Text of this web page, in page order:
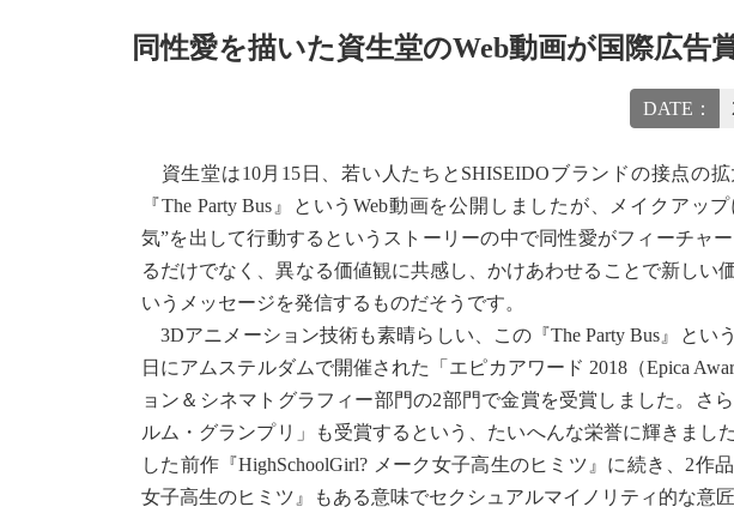
同性愛を描いた資生堂のWeb動画が国際広告
DATE：
資生堂は10月15日、若い人たちとSHISEIDOブランドの接点の
『The Party Bus』というWeb動画を公開しましたが、メイクア
気”を出して行動するというストーリーの中で同性愛がフィーチャ
るだけでなく、異なる価値観に共感し、かけあわせることで新しい
いうメッセージを発信するものだそうです。
3Dアニメーション技術も素晴らしい、この『The Party Bus』とい
日にアムステルダムで開催された「エピカアワード 2018（Epica
ョン＆シネマトグラフィー部門の2部門で金賞を受賞しました。さ
ルム・グランプリ」も受賞するという、たいへんな栄誉に輝きまし
した前作『HighSchoolGirl? メーク女子高生のヒミツ』に続き、2作
女子高生のヒミツ』もある意味でセクシュアルマイノリティ的な意